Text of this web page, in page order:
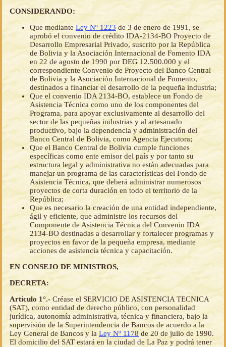
CONSIDERANDO:
Que mediante Ley Nº 1223 de 3 de enero de 1991, se
aprobó el convenio de crédito IDA-2134-BO Proyecto de
Desarrollo Empresarial Privado, suscrito por la República
de Bolivia y la Asociación Internacional de Fomento IDA
en 22 de agosto de 1990 por DEG 12.500.000 y el
correspondiente Convenio de Proyecto del Banco Central
de Bolivia y la Asociación Internacional de Fomento,
destinados a financiar el desarrollo de la pequeña industria;
Que el convenio IDA 2134-BO, establece un Fondo de
Asistencia Técnica como uno de los componentes del
Programa, para apoyar exclusivamente al desarrollo del
sector de las pequeñas industrias y al artesanado
productivo, bajo la dependencia y administración del
Banco Central de Bolivia, como Agencia Ejecutora;
Que el Banco Central de Bolivia cumple funciones
específicas como ente emisor del país y por tanto su
estructura legal y administrativa no están adecuadas para
manejar un programa de las características del Fondo de
Asistencia Técnica, que deberá administrar numerosos
proyectos de corta duración en todo el territorio de la
República;
Que es necesario la creación de una entidad independiente,
ágil y eficiente, que administre los recursos del
Componente de Asistencia Técnica del Convenio IDA
2134-BO destinadas a desarrollar y fortalecer programas y
proyectos en favor de la pequeña empresa, mediante
acciones de asistencia técnica y capacitación.
EN CONSEJO DE MINISTROS,
DECRETA:
Artículo 1°.- Créase el SERVICIO DE ASISTENCIA TECNICA
(SAT), como entidad de derecho público, con personalidad
jurídica, autonomía administrativa, técnica y financiera, bajo la
supervisión de la Superintendencia de Bancos de acuerdo a la
Ley General de Bancos y la Ley Nº 1178 de 20 de julio de 1990.
El domicilio del SAT estará en la ciudad de La Paz y podrá tener